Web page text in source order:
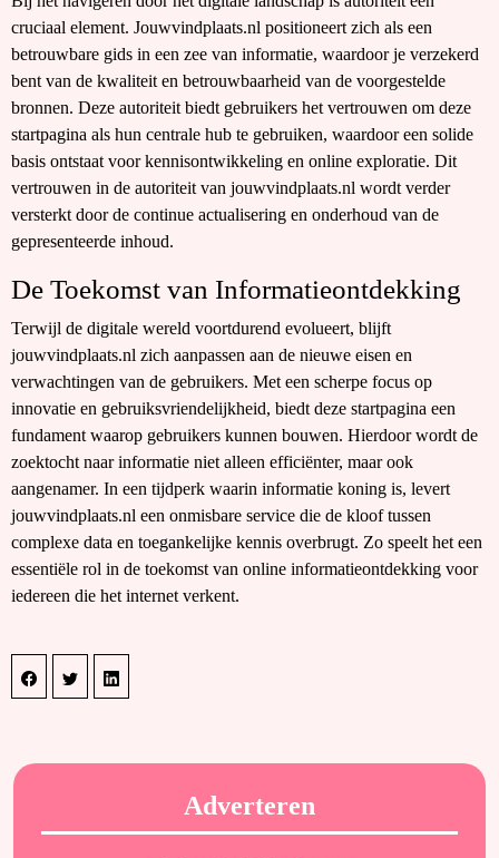
cruciaal element. Jouwvindplaats.nl positioneert zich als een
betrouwbare gids in een zee van informatie, waardoor je verzekerd
bent van de kwaliteit en betrouwbaarheid van de voorgestelde
bronnen. Deze autoriteit biedt gebruikers het vertrouwen om deze
startpagina als hun centrale hub te gebruiken, waardoor een solide
basis ontstaat voor kennisontwikkeling en online exploratie. Dit
vertrouwen in de autoriteit van jouwvindplaats.nl wordt verder
versterkt door de continue actualisering en onderhoud van de
gepresenteerde inhoud.
De Toekomst van Informatieontdekking
Terwijl de digitale wereld voortdurend evolueert, blijft
jouwvindplaats.nl zich aanpassen aan de nieuwe eisen en
verwachtingen van de gebruikers. Met een scherpe focus op
innovatie en gebruiksvriendelijkheid, biedt deze startpagina een
fundament waarop gebruikers kunnen bouwen. Hierdoor wordt de
zoektocht naar informatie niet alleen efficiënter, maar ook
aangenamer. In een tijdperk waarin informatie koning is, levert
jouwvindplaats.nl een onmisbare service die de kloof tussen
complexe data en toegankelijke kennis overbrugt. Zo speelt het een
essentiële rol in de toekomst van online informatieontdekking voor
iedereen die het internet verkent.
Adverteren